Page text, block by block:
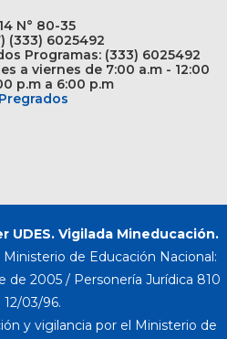
N° 80-35
(333) 6025492
Programas: (333) 6025492
a viernes de 7:00 a.m - 12:00
p.m a 6:00 p.m
Pregrados
UDES. Vigilada Mineducación.
de Educación Nacional:
de 2005 / Personería Jurídica 810
12/03/96.
y vigilancia por el Ministerio de